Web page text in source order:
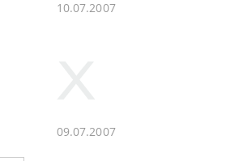
10.07.2007
09.07.2007